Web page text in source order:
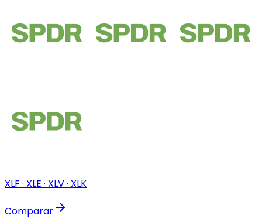
XLF · XLE · XLV · XLK
Comparar